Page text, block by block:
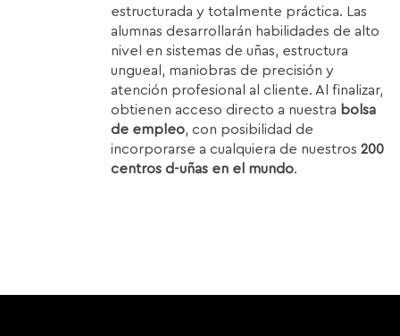
estructurada y totalmente práctica. Las
alumnas desarrollarán habilidades de alto
nivel en sistemas de uñas, estructura
ungueal, maniobras de precisión y
atención profesional al cliente. Al finalizar,
obtienen acceso directo a nuestra bolsa
de empleo, con posibilidad de
incorporarse a cualquiera de nuestros200
centros d-uñas en el mundo.